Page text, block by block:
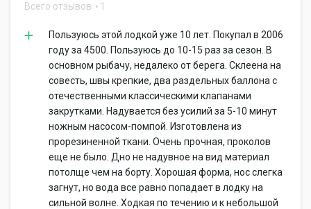
Всего отзывов 1
Пользуюсь этой лодкой уже 10 лет. Покупал в 2006
году за 4500. Пользуюсь до 10-15 раз за сезон. В
основном рыбачу, недалеко от берега. Склеена на
совесть, швы крепкие, два раздельных баллона с
отечественными классическими клапанами
закрутками. Надувается без усилий за 5-10 минут
ножным насосом-помпой. Изготовлена из
прорезиненной ткани. Очень прочная, проколов
еще не было. Дно не надувное на вид материал
потолще чем на борту. Хорошая форма, нос слегка
загнут, но вода все равно попадает в лодку на
сильной волне. Ходкая по течению и к небольшой